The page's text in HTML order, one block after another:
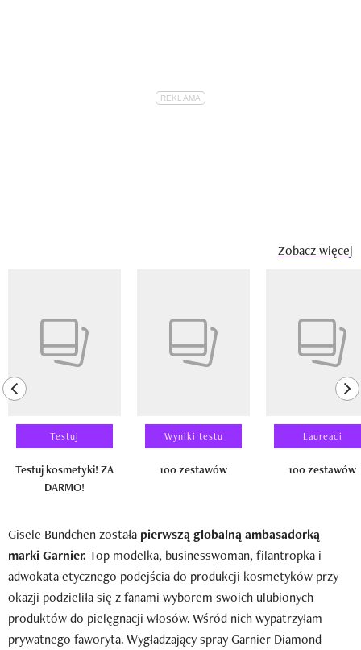
Zobacz więcej
previous element
Testuj
Testuj kosmetyki! ZA
DARMO!
Wyniki testu
100 zestawów
Laureaci
100 zestawów
Gisele Bundchen została pierwszą globalną ambasadorką
marki Garnier. Top modelka, businesswoman, filantropka i
adwokata etycznego podejścia do produkcji kosmetyków przy
okazji podzieliła się z fanami wyborem swoich ulubionych
produktów do pielęgnacji włosów. Wśród nich wypatrzyłam
prywatnego faworyta. Wygładzający spray Garnier Diamond